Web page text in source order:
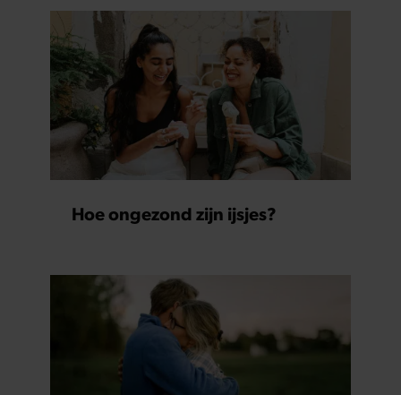
Hoe ongezond zijn ijsjes?